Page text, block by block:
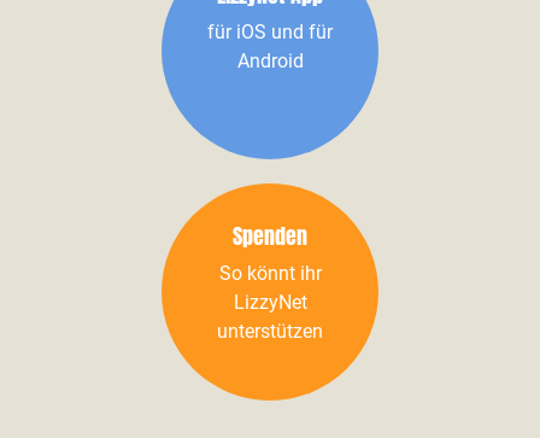
für iOS und für
Android
Spenden
So könnt ihr
LizzyNet
unterstützen